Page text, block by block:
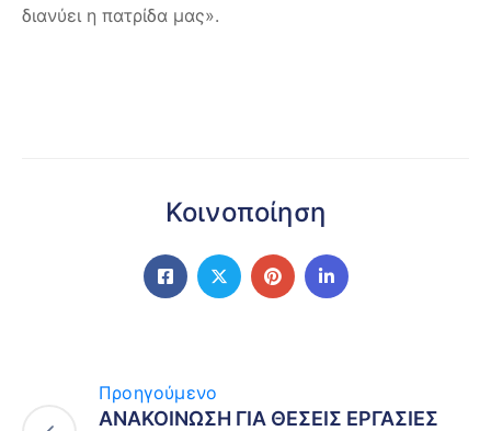
διανύει η πατρίδα μας».
Κοινοποίηση
Προηγούμενο
ΑΝΑΚΟΙΝΩΣΗ ΓΙΑ ΘΕΣΕΙΣ ΕΡΓΑΣΙΕΣ